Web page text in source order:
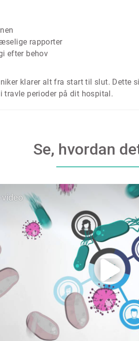
rapporter
efter behov
klarer alt fra start til slut. Dette
travle perioder på dit hospital.
Se, hvordan
video